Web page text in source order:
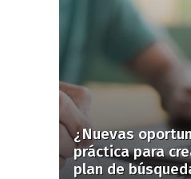
¿Nuevas
práctica para
plan de